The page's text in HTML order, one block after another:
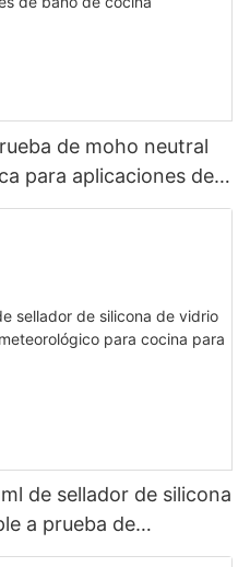
de moho neutral
para aplicaciones de
de sellador de silicona
a prueba de
para cocina